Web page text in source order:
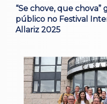
“Se chove, que chova”
público no Festival
Allariz 2025